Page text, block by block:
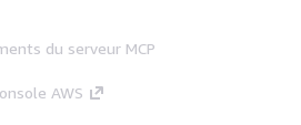
du serveur MCP
AWS